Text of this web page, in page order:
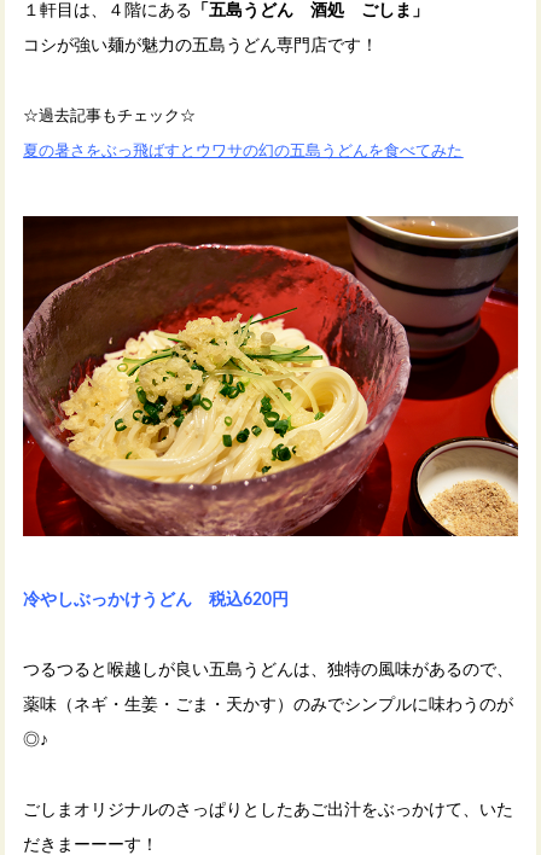
１軒目は、４階にある 「五島うどん 酒処 ごしま」
コシが強い麺が魅力の五島うどん専門店です！
☆過去記事もチェック☆
夏の暑さをぶっ飛ばすとウワサの幻の五島うどんを食べてみた
冷やしぶっかけうどん 税込620円
つるつると喉越しが良い五島うどんは、独特の風味があるので、
薬味（ネギ・生姜・ごま・天かす）のみでシンプルに味わうのが
◎♪
ごしまオリジナルのさっぱりとしたあご出汁をぶっかけて、いた
だきまーーーす！